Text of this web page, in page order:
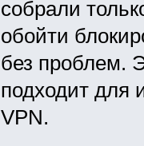
собрали
обойти
без проблем.
подходит для
VPN.